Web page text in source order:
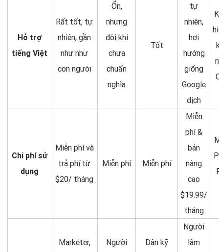
Hỗ trợ
tiếng Việt
Rất tốt, tự
nhiên, gần
như như
con người
Ổn,
nhưng
đôi khi
chưa
chuẩn
nghĩa
Tốt
tự
nhiên,
hơi
hướng
giống
Google
dịch
Chi phí sử
dụng
Miễn phí và
trả phí từ
$20/ tháng
Miễn phí Miễn phí
Miễn
phí &
bản
nâng
cao
$19.99/
tháng
Marketer,
Người
Dân kỹ
Người
làm